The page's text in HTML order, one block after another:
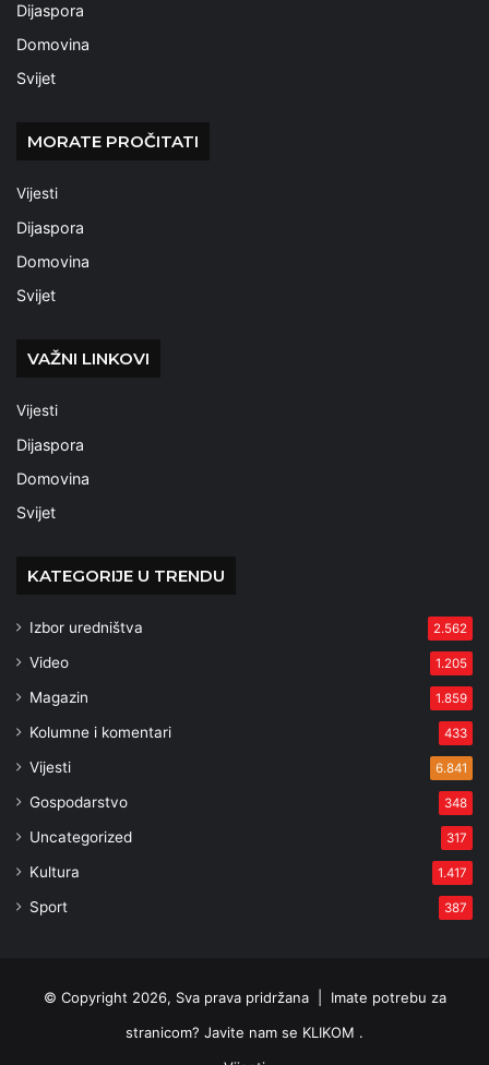
Dijaspora
Domovina
Svijet
MORATE PROČITATI
Vijesti
Dijaspora
Domovina
Svijet
VAŽNI LINKOVI
Vijesti
Dijaspora
Domovina
Svijet
KATEGORIJE U TRENDU
Izbor uredništva 2.562
Video 1.205
Magazin 1.859
Kolumne i komentari 433
Vijesti 6.841
Gospodarstvo 348
Uncategorized 317
Kultura 1.417
Sport 387
© Copyright 2026, Sva prava pridržana | Imate potrebu za
stranicom? Javite nam se KLIKOM .